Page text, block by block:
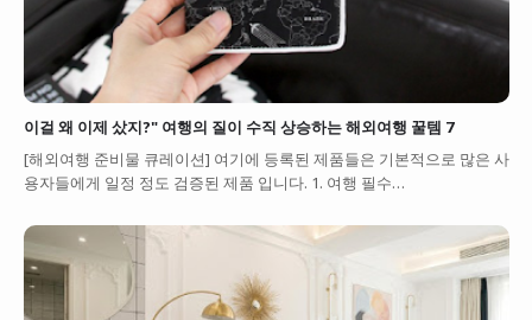
이걸 왜 이제 샀지?" 여행의 질이 수직 상승하는 해외여행 꿀템 7
[해외여행 준비물 큐레이션] 여기에 등록된 제품들은 기본적으로 많은 사
용자들에게 일정 정도 검증된 제품 입니다. 1. 여행 필수…